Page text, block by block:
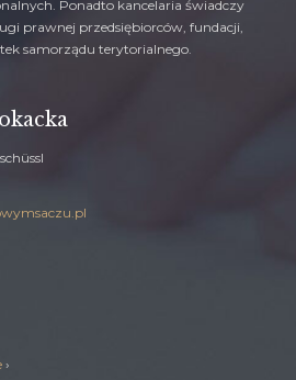
Ponadto kancelaria świadczy
prawnej przedsiębiorców, fundacji,
samorządu terytorialnego.
›